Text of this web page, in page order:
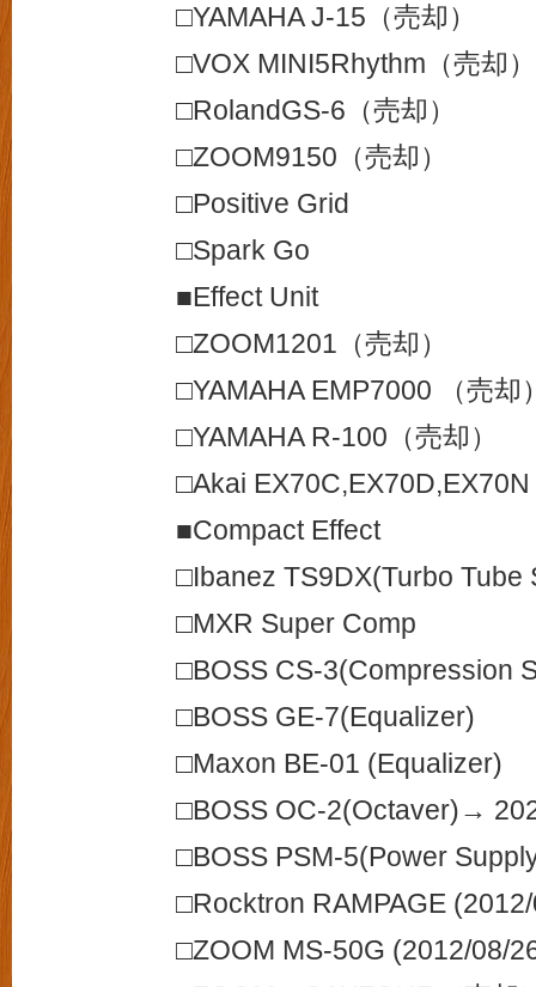
□YAMAHA J-15（売却）
□VOX MINI5Rhythm（売却）
□RolandGS-6（売却）
□ZOOM9150（売却）
□Positive Grid
□Spark Go
■Effect Unit
□ZOOM1201（売却）
□YAMAHA EMP7000 （売却
□YAMAHA R-100（売却）
□Akai
■Compact Effect
□Ibanez TS9DX(Turbo Tube
□MXR Super Comp
□BOSS CS-3(Compression
□BOSS GE-7(Equalizer)
□Maxon BE-01 (Equalizer)
□BOSS OC-2(Octaver)→
□BOSS PSM-5(Power
□Rocktron RAMPAGE
□ZOOM MS-50G (2012/08/